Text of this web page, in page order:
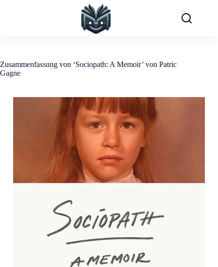
Zusammenfassung von ‘Sociopath: A Memoir’ von Patric
Gagne